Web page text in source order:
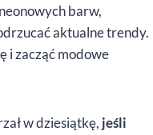
barw,
aktualne trendy.
i zacząć modowe
w dziesiątkę, jeśli